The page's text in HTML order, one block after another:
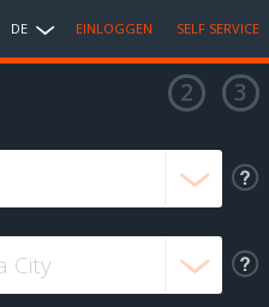
DE EINLOGGEN SELF SERVICE